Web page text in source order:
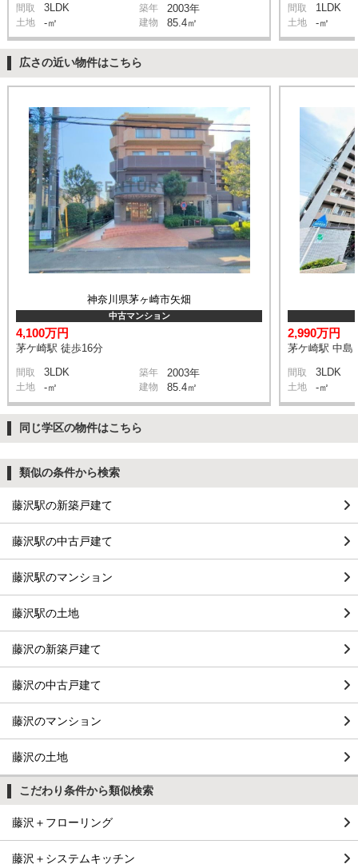
間取 3LDK 築年 2003年
土地 -㎡ 建物 85.4㎡
間取 1LDK
土地 -㎡
広さの近い物件はこちら
神奈川県茅ヶ崎市矢畑
中古マンション
4,100万円
茅ケ崎駅 徒歩16分
間取 3LDK 築年 2003年
土地 -㎡ 建物 85.4㎡
2,990万円
茅ケ崎駅 中島
間取 3LDK
土地 -㎡
同じ学区の物件はこちら
類似の条件から検索
藤沢駅の新築戸建て
藤沢駅の中古戸建て
藤沢駅のマンション
藤沢駅の土地
藤沢の新築戸建て
藤沢の中古戸建て
藤沢のマンション
藤沢の土地
こだわり条件から類似検索
藤沢＋フローリング
藤沢＋システムキッチン